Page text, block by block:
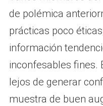
de polémica
prácticas poco
información
inconfesables fines.
lejos de generar
muestra de buen